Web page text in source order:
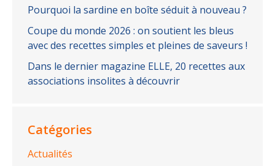
Pourquoi la sardine en boîte séduit à nouveau ?
Coupe du monde 2026 : on soutient les bleus
avec des recettes simples et pleines de saveurs !
Dans le dernier magazine ELLE, 20 recettes aux
associations insolites à découvrir
Catégories
Actualités